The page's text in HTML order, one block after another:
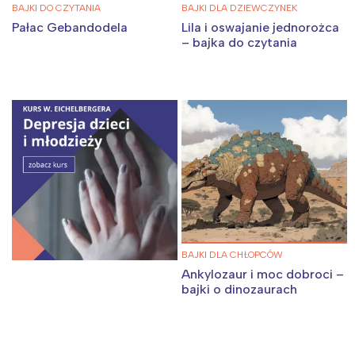
BAJKI DO CZYTANIA
Pałac Gebandodela
BAJKI DLA DZIEWCZYNEK
Lila i oswajanie jednorożca
– bajka do czytania
BAJKI DLA CHŁOPCÓW
Ankylozaur i moc dobroci –
bajki o dinozaurach